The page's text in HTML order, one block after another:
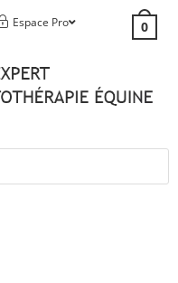
Espace Pro 0